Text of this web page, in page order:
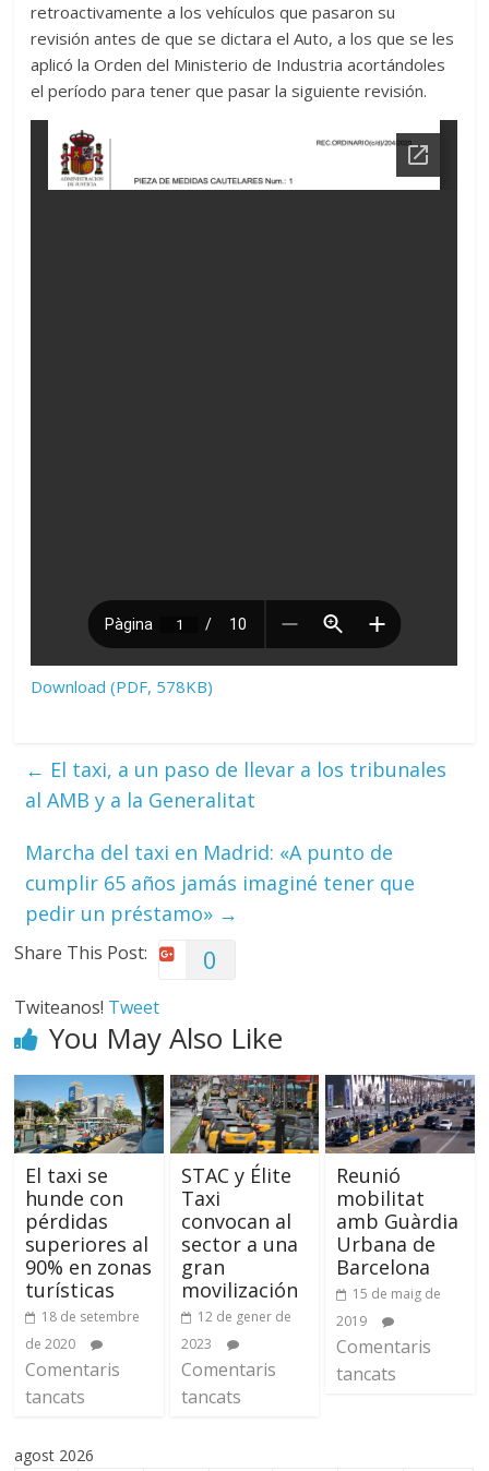
retroactivamente a los vehículos que pasaron su
revisión antes de que se dictara el Auto, a los que se les
aplicó la Orden del Ministerio de Industria acortándoles
el período para tener que pasar la siguiente revisión.
Download (PDF, 578KB)
← El taxi, a un paso de llevar a los tribunales
al AMB y a la Generalitat
Marcha del taxi en Madrid: «A punto de
cumplir 65 años jamás imaginé tener que
pedir un préstamo» →
Share This Post: 0
Twiteanos! Tweet
You May Also Like
El taxi se
hunde con
pérdidas
superiores al
90% en zonas
turísticas
18 de setembre
de 2020
Comentaris
tancats
STAC y Élite
Taxi
convocan al
sector a una
gran
movilización
12 de gener de
2023
Comentaris
tancats
Reunió
mobilitat
amb Guàrdia
Urbana de
Barcelona
15 de maig de
2019
Comentaris
tancats
agost 2026